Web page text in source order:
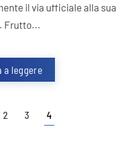
il via ufficiale alla sua
Frutto...
a leggere
2 3 4